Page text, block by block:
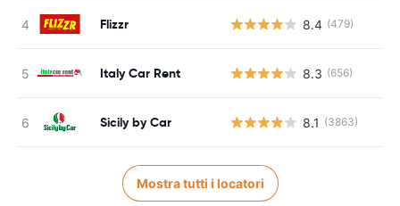
Flizzr 8.4 (479)
Italy Car Rent 8.3 (656)
Sicily by Car 8.1 (3863)
Mostra tutti i locatori